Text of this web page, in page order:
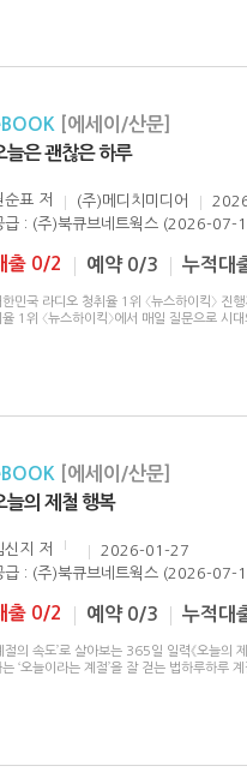
[에세이/산문]
늘은 괜찮은 하루
순표 저 (주)메디치미디어
급 : (주)북큐브네트웍스 (2026-07-
출 0/2 예약 0/3 누적대
한민국 라디오 청취율 1위 〈뉴스하이킥〉 진
율 1위 〈뉴스하이킥〉에서 매일 질문으로 시
[에세이/산문]
늘의 제철 행복
신지 저
2026-01-27
급 : (주)북큐브네트웍스 (2026-07-
출 0/2 예약 0/3 누적대
절의 속도’로 살아보는 365일 일력《오늘의
는 ‘오늘이라는 계절’을 잘 걷는 법하루하루